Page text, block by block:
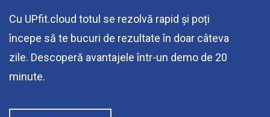
Cu UPfit.cloud totul se rezolvă rapid și poți
începe să te bucuri de rezultate în doar câteva
zile. Descoperă avantajele într-un demo de 20
minute.